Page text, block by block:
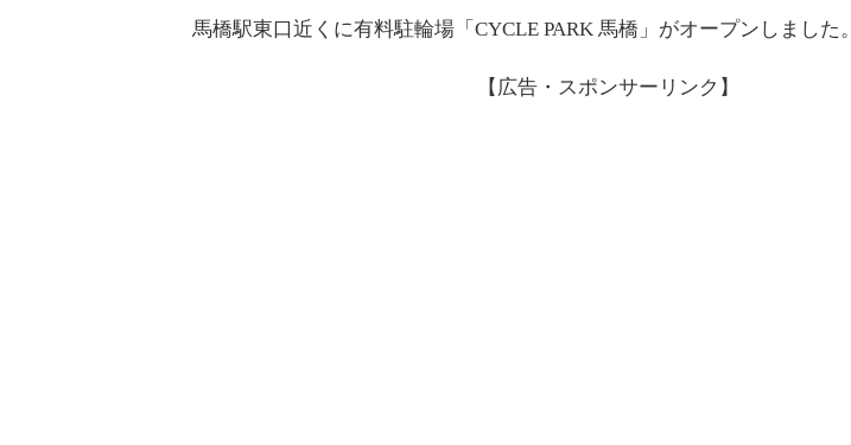
馬橋駅東口近くに有料駐輪場「CYCLE PARK 馬橋」がオープンしました。
【広告・スポンサーリンク】